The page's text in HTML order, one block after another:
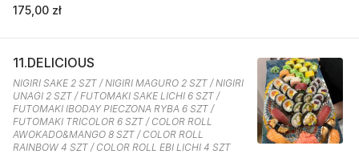
175,00 zł
11.DELICIOUS
NIGIRI SAKE 2 SZT / NIGIRI MAGURO 2 SZT / NIGIRI
UNAGI 2 SZT / FUTOMAKI SAKE LICHI 6 SZT /
FUTOMAKI IBODAY PIECZONA RYBA 6 SZT /
FUTOMAKI TRICOLOR 6 SZT / COLOR ROLL
AWOKADO&MANGO 8 SZT / COLOR ROLL
RAINBOW 4 SZT / COLOR ROLL EBI LICHI 4 SZT